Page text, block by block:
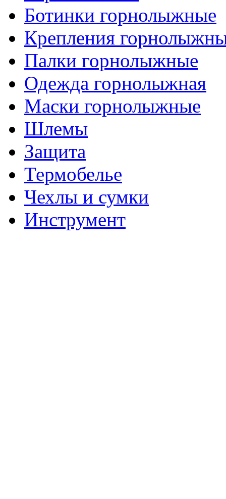
Ботинки горнолыжные
Крепления
Палки горнолыжные
Одежда горнолыжная
Маски горнолыжные
Шлемы
Защита
Термобелье
Чехлы и сумки
Инструмент